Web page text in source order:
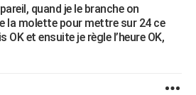
quand je le branche on
la molette pour mettre sur 24 ce
et ensuite je règle l’heure OK,